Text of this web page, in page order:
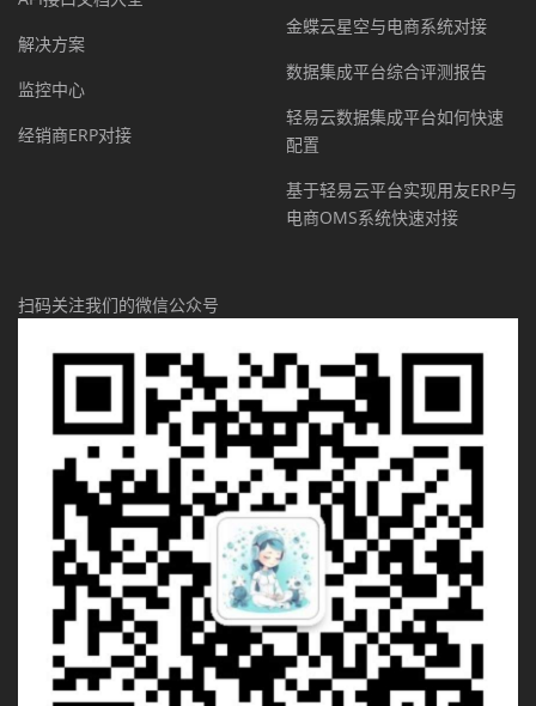
解决方案
监控中心
经销商ERP对接
金蝶云星空与电商系统对接
数据集成平台综合评测报告
轻易云数据集成平台如何快速
配置
基于轻易云平台实现用友ERP与
电商OMS系统快速对接
扫码关注我们的微信公众号